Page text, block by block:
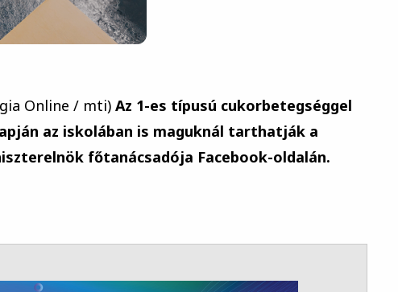
Online / mti) Az 1-es típusú cukorbetegséggel
az iskolában is maguknál tarthatják a
főtanácsadója Facebook-oldalán.